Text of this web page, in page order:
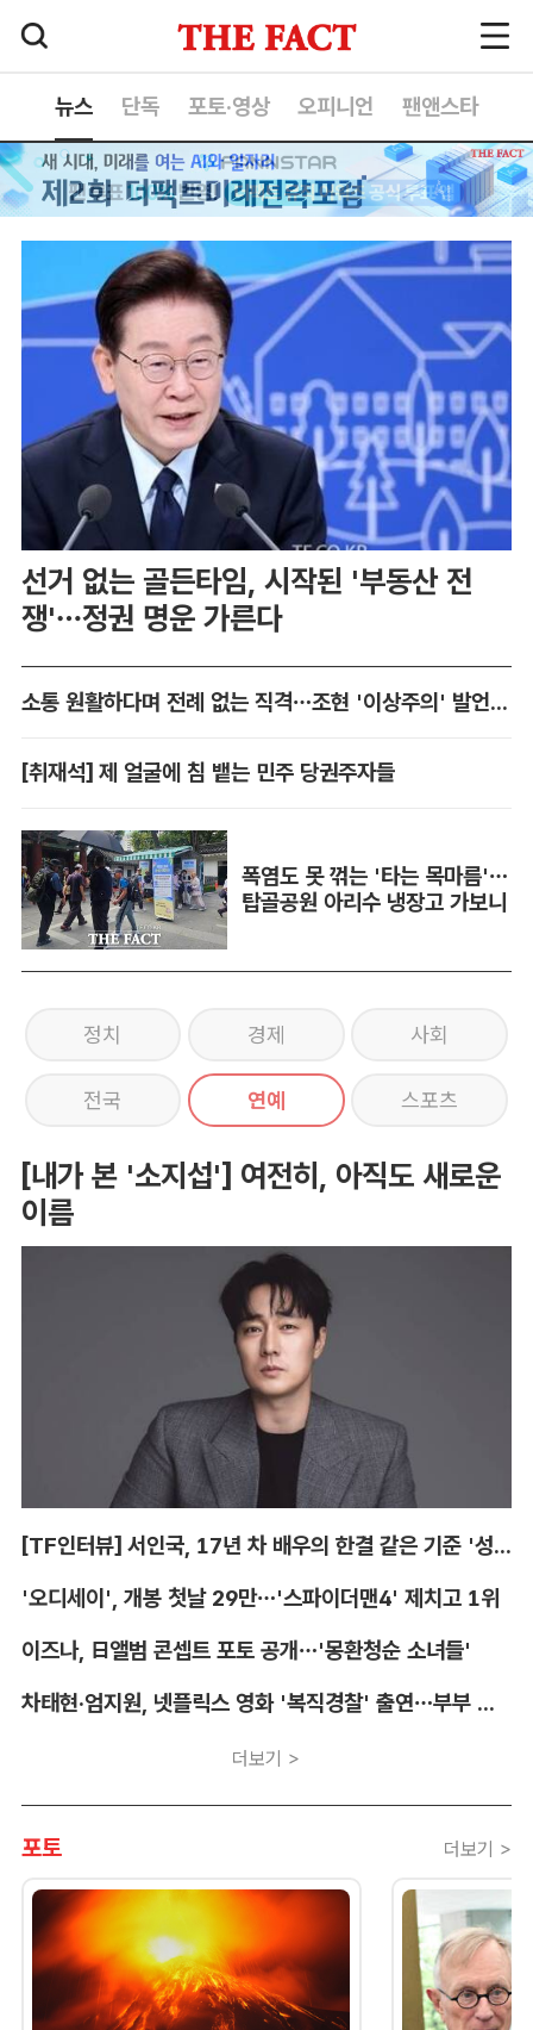
뉴스 단독 포토·영상 오피니언 팬앤스타
선거 없는 골든타임, 시작된 '부동산 전
쟁'…정권 명운 가른다
소통 원활하다며 전례 없는 직격…조현 '이상주의' 발언 논란
[취재석] 제 얼굴에 침 뱉는 민주 당권주자들
폭염도 못 꺾는 '타는 목마름'…
탑골공원 아리수 냉장고 가보니
정치 경제 사회
전국 연예 스포츠
[내가 본 '소지섭'] 여전히, 아직도 새로운
이름
[TF인터뷰] 서인국, 17년 차 배우의 한결 같은 기준 '성장'
'오디세이', 개봉 첫날 29만…'스파이더맨4' 제치고 1위
이즈나, 日앨범 콘셉트 포토 공개…'몽환청순 소녀들'
차태현·엄지원, 넷플릭스 영화 '복직경찰' 출연…부부 호흡
더보기 >
포토 더보기 >